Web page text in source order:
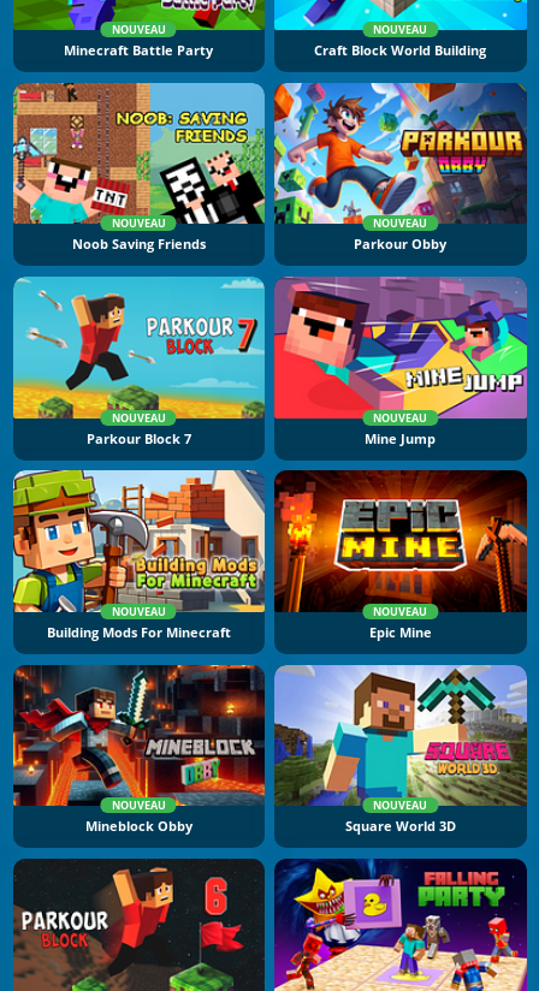
NOUVEAU
Minecraft Battle Party
NOUVEAU
Craft Block World Building
NOUVEAU
Noob Saving Friends
NOUVEAU
Parkour Obby
NOUVEAU
Parkour Block 7
NOUVEAU
Mine Jump
NOUVEAU
Building Mods For Minecraft
NOUVEAU
Epic Mine
NOUVEAU
Mineblock Obby
NOUVEAU
Square World 3D